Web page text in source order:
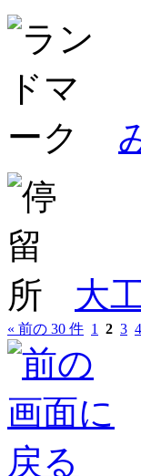
大
« 前の 30 件 1 2 3 4